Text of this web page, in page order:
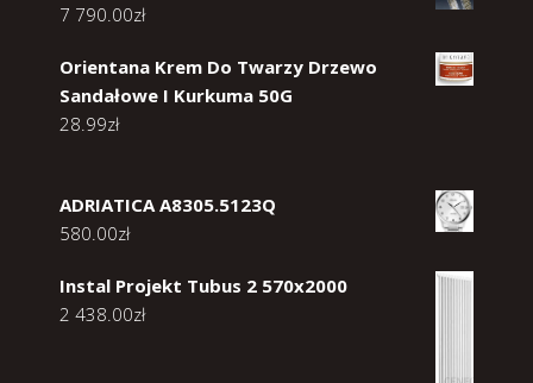
7 790.00zł
Orientana Krem Do Twarzy Drzewo
Sandałowe I Kurkuma 50G
28.99zł
ADRIATICA A8305.5123Q
580.00zł
Instal Projekt Tubus 2 570x2000
2 438.00zł